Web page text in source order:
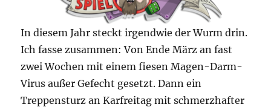
In diesem Jahr steckt irgendwie der Wurm drin.
Ich fasse zusammen: Von Ende März an fast
zwei Wochen mit einem fiesen Magen-Darm-
Virus außer Gefecht gesetzt. Dann ein
Treppensturz an Karfreitag mit schmerzhafter